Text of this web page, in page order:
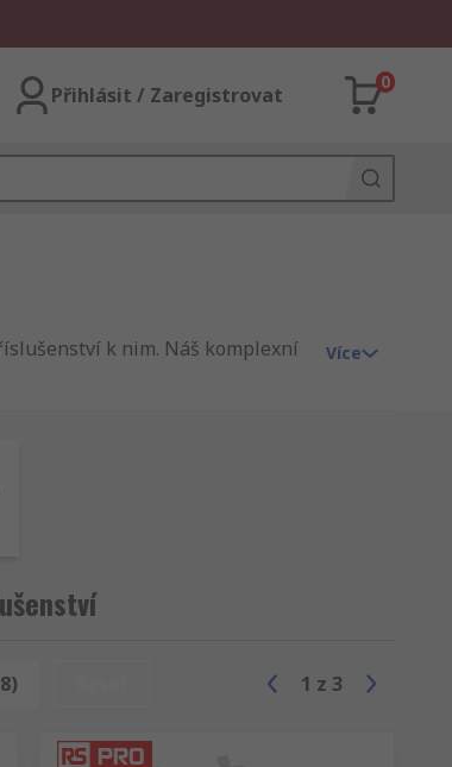
Přihlásit / Zaregistrovat
0
k nim. Náš komplexní
Více
1 z 3